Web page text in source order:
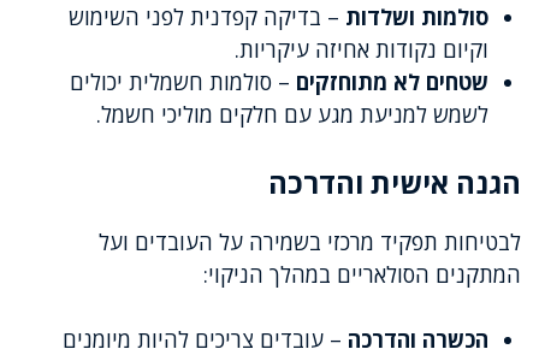
סולמות ושלדות – בדיקה קפדנית לפני השימוש
וקיום נקודות אחיזה עיקריות.
שטחים לא מתוחזקים – סולמות חשמלית יכולים
לשמש למניעת מגע עם חלקים מוליכי חשמל.
הגנה אישית והדרכה
לבטיחות תפקיד מרכזי בשמירה על העובדים ועל
המתקנים הסולאריים במהלך הניקוי:
הכשרה והדרכה – עובדים צריכים להיות מיומנים